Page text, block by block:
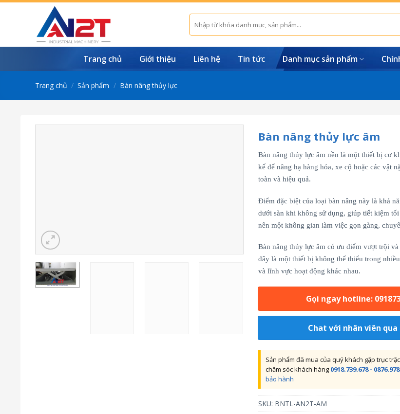
Skip
Tìm
kiếm:
Trang chủ Giới thiệu Liên hệ Tin tức Danh mục sản phẩm
Trang chủ / Sản phẩm / Bàn nâng thủy lực
Bàn nâng thủy lực âm
Bàn nâng thủy lực âm nền là một thiết bị cơ
kế để nâng hạ hàng hóa, xe cộ hoặc các vật
toàn và hiệu quả.
Điểm đặc biệt của loại bàn nâng này là khả
dưới sàn khi không sử dụng, giúp tiết kiệm
nên một không gian làm việc gọn gàng,
Bàn nâng thủy lực âm có ưu điểm vượt trội
đây là một thiết bị không thể thiếu trong
và lĩnh vực hoạt động khác nhau.
Gọi ngay hotline:
Chat với nhân viên qua
Sản phẩm đã mua của quý khách gặp trục
chăm sóc khách hàng 0918.739.678 -
bảo hành
SKU: BNTL-AN2T-AM